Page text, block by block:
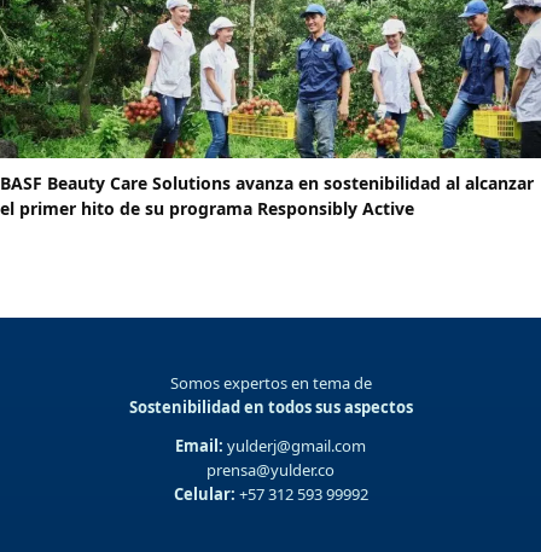
BASF Beauty Care Solutions avanza en sostenibilidad al alcanzar
el primer hito de su programa Responsibly Active
Somos expertos en tema de
Sostenibilidad en todos sus aspectos
Email: yulderj@gmail.com
prensa@yulder.co
Celular: +57 312 593 99992